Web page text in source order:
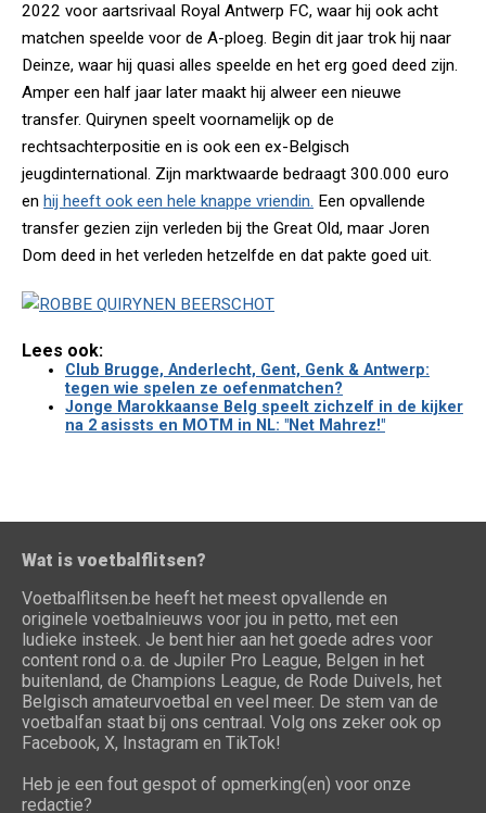
2022 voor aartsrivaal Royal Antwerp FC, waar hij ook acht
matchen speelde voor de A-ploeg. Begin dit jaar trok hij naar
Deinze, waar hij quasi alles speelde en het erg goed deed zijn.
Amper een half jaar later maakt hij alweer een nieuwe
transfer. Quirynen speelt voornamelijk op de
rechtsachterpositie en is ook een ex-Belgisch
jeugdinternational. Zijn marktwaarde bedraagt 300.000 euro
en hij heeft ook een hele knappe vriendin. Een opvallende
transfer gezien zijn verleden bij the Great Old, maar Joren
Dom deed in het verleden hetzelfde en dat pakte goed uit.
Lees ook:
Club Brugge, Anderlecht, Gent, Genk & Antwerp:
tegen wie spelen ze oefenmatchen?
Jonge Marokkaanse Belg speelt zichzelf in de kijker
na 2 asissts en MOTM in NL: "Net Mahrez!"
Wat is voetbalflitsen?
Voetbalflitsen.be heeft het meest opvallende en
originele voetbalnieuws voor jou in petto, met een
ludieke insteek. Je bent hier aan het goede adres voor
content rond o.a. de Jupiler Pro League, Belgen in het
buitenland, de Champions League, de Rode Duivels, het
Belgisch amateurvoetbal en veel meer. De stem van de
voetbalfan staat bij ons centraal. Volg ons zeker ook op
Facebook, X, Instagram en TikTok!
Heb je een fout gespot of opmerking(en) voor onze
redactie?